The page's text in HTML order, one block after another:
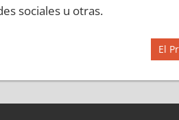
sociales u otras.
El